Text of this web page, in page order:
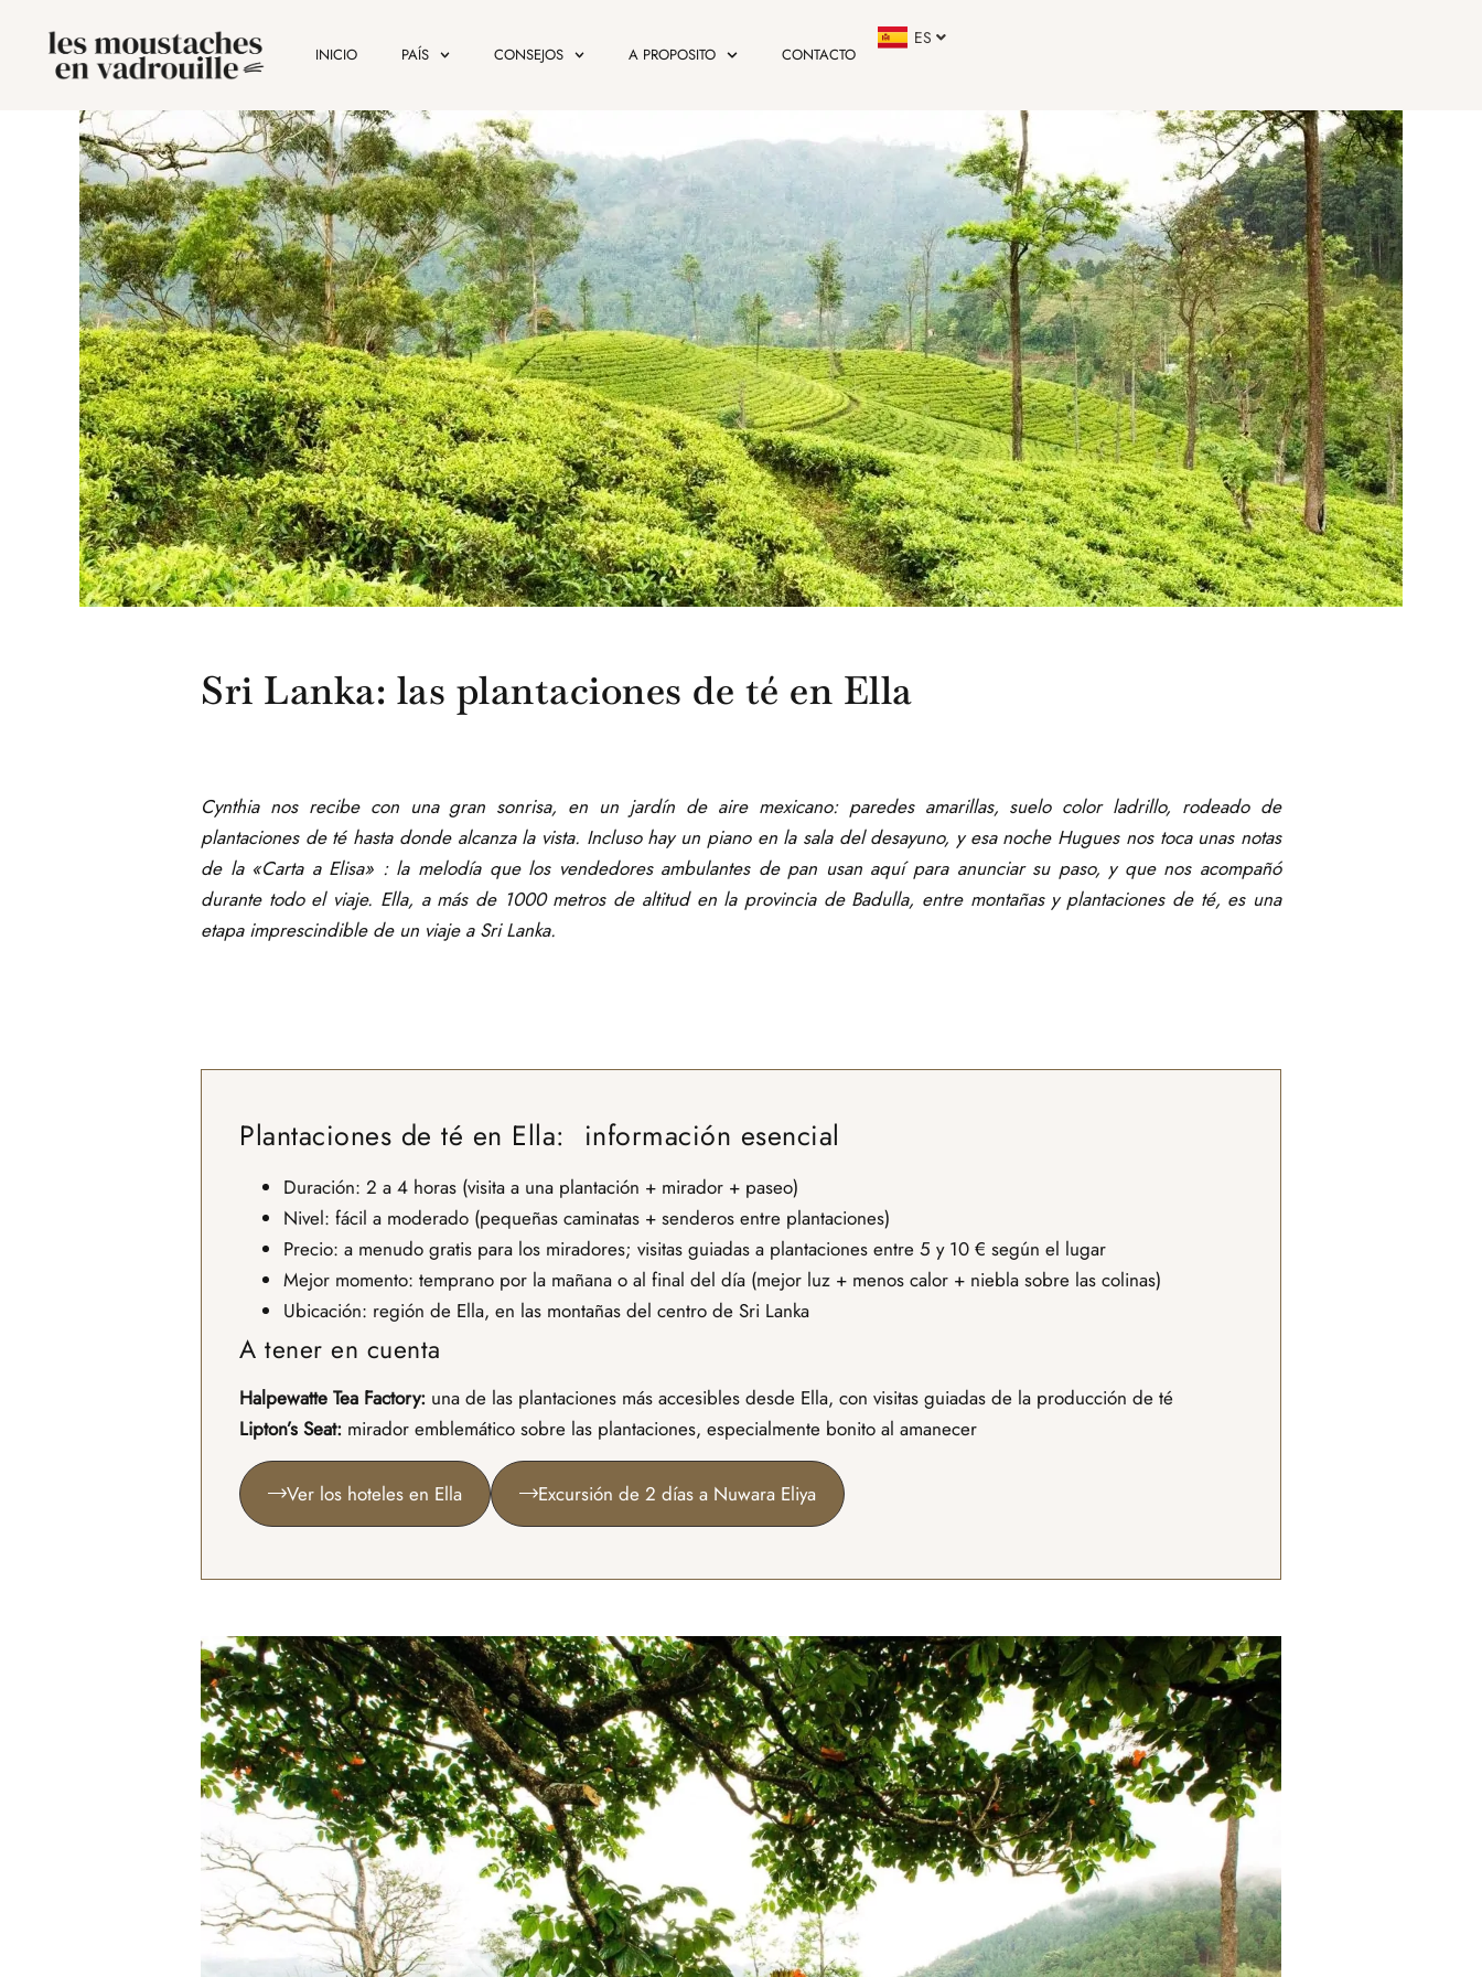
INICIO PAÍS CONSEJOS A PROPOSITO CONTACTO
ES
FR
Sri Lanka: las plantaciones de té en Ella
Cynthia nos recibe con una gran sonrisa, en un jardín de aire mexicano: paredes amarillas, suelo color ladrillo, rodeado de
plantaciones de té hasta donde alcanza la vista. Incluso hay un piano en la sala del desayuno, y esa noche Hugues nos toca unas notas
de la «Carta a Elisa» : la melodía que los vendedores ambulantes de pan usan aquí para anunciar su paso, y que nos acompañó
durante todo el viaje. Ella, a más de 1000 metros de altitud en la provincia de Badulla, entre montañas y plantaciones de té, es una
etapa imprescindible de un viaje a Sri Lanka.
Plantaciones de té en Ella: información esencial
Duración: 2 a 4 horas (visita a una plantación + mirador + paseo)
Nivel: fácil a moderado (pequeñas caminatas + senderos entre plantaciones)
Precio: a menudo gratis para los miradores; visitas guiadas a plantaciones entre 5 y 10 € según el lugar
Mejor momento: temprano por la mañana o al final del día (mejor luz + menos calor + niebla sobre las colinas)
Ubicación: región de Ella, en las montañas del centro de Sri Lanka
A tener en cuenta
Halpewatte Tea Factory: una de las plantaciones más accesibles desde Ella, con visitas guiadas de la producción de té
Lipton’s Seat: mirador emblemático sobre las plantaciones, especialmente bonito al amanecer
Ver los hoteles en Ella Excursión de 2 días a Nuwara Eliya